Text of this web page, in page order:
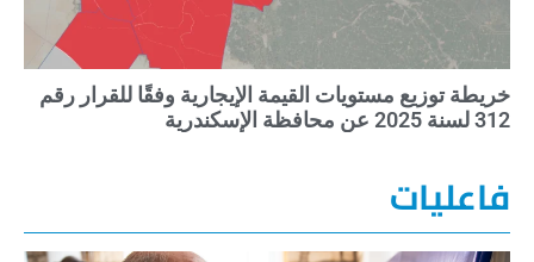
خريطة توزيع مستويات القيمة الإيجارية وفقًا للقرار رقم
312 لسنة 2025 عن محافظة الإسكندرية
فاعليات